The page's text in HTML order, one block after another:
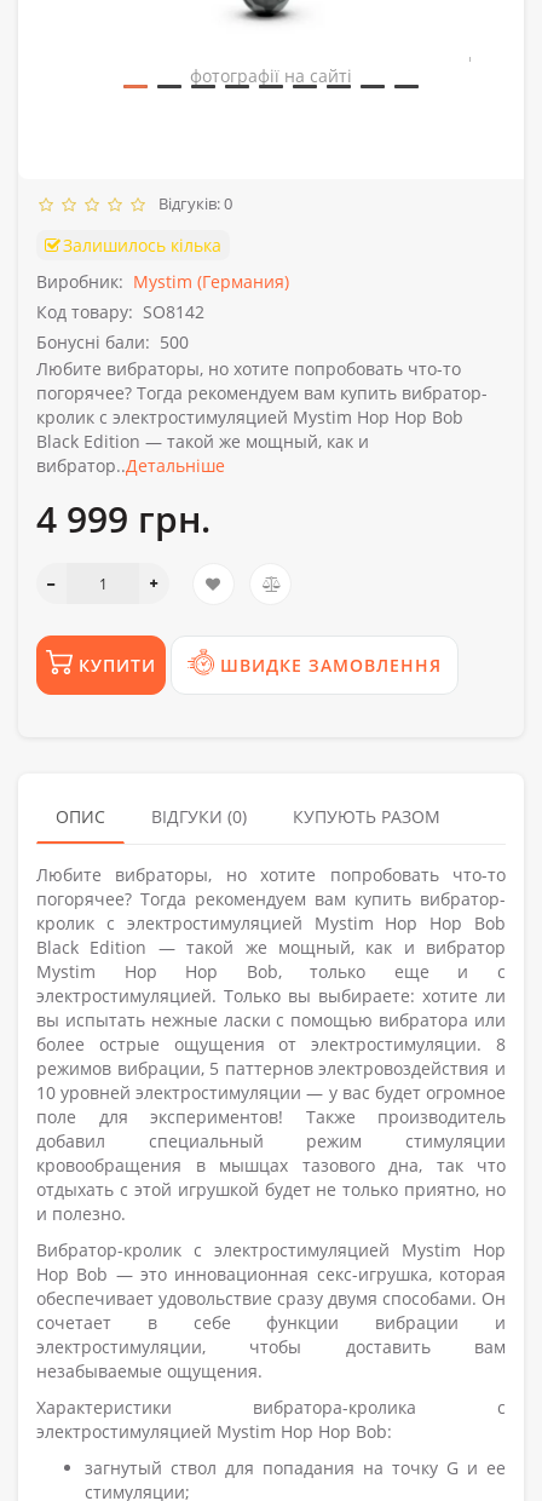
Зовнішній вигляд товару може відрізнятись від
фотографії на сайті
Відгуків: 0
Залишилось кілька
Виробник: Mystim (Германия)
Код товару: SO8142
Бонусні бали: 500
Любите вибраторы, но хотите попробовать что-то
погорячее? Тогда рекомендуем вам купить вибратор-
кролик с электростимуляцией Mystim Hop Hop Bob
Black Edition — такой же мощный, как и
вибратор..Детальніше
4 999 грн.
КУПИТИ ШВИДКЕ ЗАМОВЛЕННЯ
ОПИС ВІДГУКИ (0) КУПУЮТЬ РАЗОМ
Любите вибраторы, но хотите попробовать что-то
погорячее? Тогда рекомендуем вам купить вибратор-
кролик с электростимуляцией Mystim Hop Hop Bob
Black Edition — такой же мощный, как и вибратор
Mystim Hop Hop Bob, только еще и с
электростимуляцией. Только вы выбираете: хотите ли
вы испытать нежные ласки с помощью вибратора или
более острые ощущения от электростимуляции. 8
режимов вибрации, 5 паттернов электровоздействия и
10 уровней электростимуляции — у вас будет огромное
поле для экспериментов! Также производитель
добавил специальный режим стимуляции
кровообращения в мышцах тазового дна, так что
отдыхать с этой игрушкой будет не только приятно, но
и полезно.
Вибратор-кролик с электростимуляцией Mystim Hop
Hop Bob — это инновационная секс-игрушка, которая
обеспечивает удовольствие сразу двумя способами. Он
сочетает в себе функции вибрации и
электростимуляции, чтобы доставить вам
незабываемые ощущения.
Характеристики вибратора-кролика с
электростимуляцией Mystim Hop Hop Bob:
загнутый ствол для попадания на точку G и ее
стимуляции;